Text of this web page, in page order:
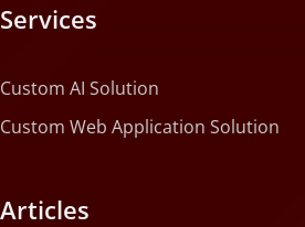
Services
Custom AI Solution
Custom Web Application Solution
Articles